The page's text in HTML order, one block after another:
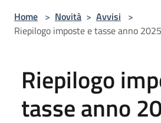
Home > Novità > Avvisi >
Riepilogo imposte e tasse anno 2025
Riepilogo
tasse anno